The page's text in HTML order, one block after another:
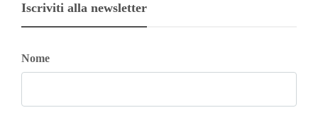
Iscriviti alla newsletter
Nome